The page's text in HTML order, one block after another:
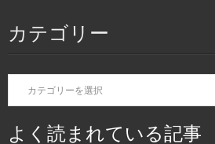
カテゴリー
カ
ゴ
リ
ー
よく読まれている記事